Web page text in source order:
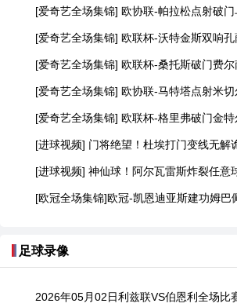
[爱奇艺全场集锦] 欧协联-帕拉松点射破门乌奈-洛佩斯建功 巴列卡诺3-0
[爱奇艺全场集锦] 欧联杯-沃特金斯双响孔萨破门 维拉3-1客胜博
[爱奇艺全场集锦] 欧联杯-桑托斯破门费尔南德斯离谱乌龙 波尔图
[爱奇艺全场集锦] 欧协联-马特塔点射米切尔萨尔建功 水晶宫3-0
[爱奇艺全场集锦] 欧联杯-格里弗破门金特尔建功 弗赖堡3-0
[进球视频] 门将绝望！杜埃打门变线无解诡异弧线破门！巴黎1-0领先利
[进球视频] 神仙球！阿尔瓦雷斯炸裂任意球世界波直入死角！马竞1-0领
[欧冠全场集锦]欧冠-凯恩迪亚斯建功姆巴佩破门难救主 皇马1-
足球录像
2026年05月02日利兹联VS伯恩利全场比赛录像